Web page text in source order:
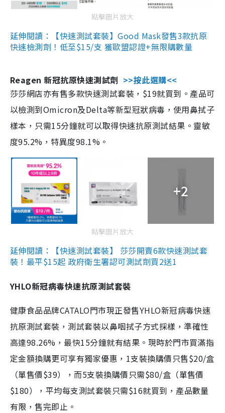
點擊圖片放大
延伸閱讀：【快速測試套裝】Good Mask發售3款抗原
快速檢測劑！低至$15/支 獲歐盟認證+無限購數量
Reagen 新冠抗原快速測試劑 >>按此選購<<
莎莎網店亦有售多款快速測試套裝，$19就買到。產品可
以檢測到Omicron及Delta等新型冠狀病毒，使用鼻拭子
樣本，只需15分鐘就可以取得快速抗原測試結果。靈敏
度95.2%，特異度98.1%。
+2
點擊圖片放大
延伸閱讀：【快速測試套裝】 莎莎開賣6款快速測試套
裝！最平$15起 政府衛生署認可測試劑買2送1
YHLO新冠病毒快速抗原測試套裝
健康食品品牌CATALO門市現正發售YHLO新冠病毒快速
抗原測試套裝，測試套裝以鼻咽拭子方式採樣，準確性
高達98.26%，最快15分鐘就有結果。現時於門市買滿指
定金額換購更可享有獨家優惠，1支裝換購價只售$20/盒
（單售價$39），而5支裝換購價只需$80/盒（單售價
$180），平均每支測試套裝只需$16就買到，產品數量
有限，售完即止。